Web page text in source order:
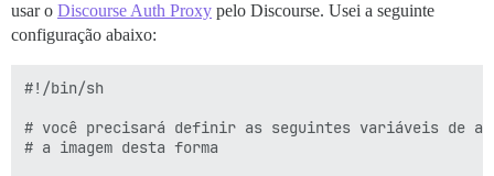
usar o Discourse Auth Proxy pelo Discourse. Usei a seguinte
configuração abaixo:
#!/bin/sh
# você precisará definir as seguintes variáveis de
# a imagem desta forma